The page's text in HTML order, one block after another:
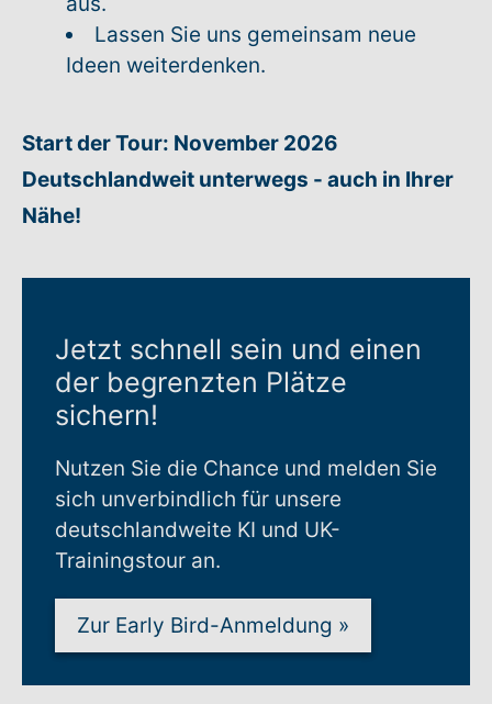
Anmelden
Lassen Sie uns gemeinsam neue
Ideen weiterdenken.
Start der Tour: November 2026
Deutschlandweit unterwegs - auch in Ihrer
Nähe!
Jetzt schnell sein und einen
der begrenzten Plätze
sichern!
Nutzen Sie die Chance und melden Sie
sich unverbindlich für unsere
deutschlandweite KI und UK-
Trainingstour an.
Zur Early Bird-Anmeldung »